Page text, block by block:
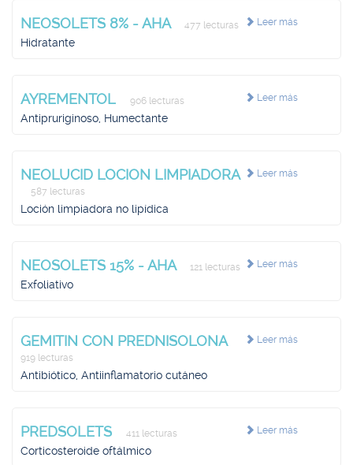
Leer más
NEOSOLETS 8% - AHA 477 lecturas
Hidratante
Leer más
AYREMENTOL 906 lecturas
Antipruriginoso, Humectante
Leer más
NEOLUCID LOCION LIMPIADORA
587 lecturas
Loción limpiadora no lipídica
Leer más
NEOSOLETS 15% - AHA 121 lecturas
Exfoliativo
Leer más
GEMITIN CON PREDNISOLONA
919 lecturas
Antibiótico, Antiinflamatorio cutáneo
Leer más
PREDSOLETS 411 lecturas
Corticosteroide oftálmico